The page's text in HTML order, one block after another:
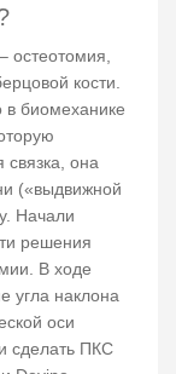
остеотомия,
кости.
в биомеханике
связка, она
(«выдвижной
Начали
решения
В ходе
угла наклона
оси
сделать ПКС